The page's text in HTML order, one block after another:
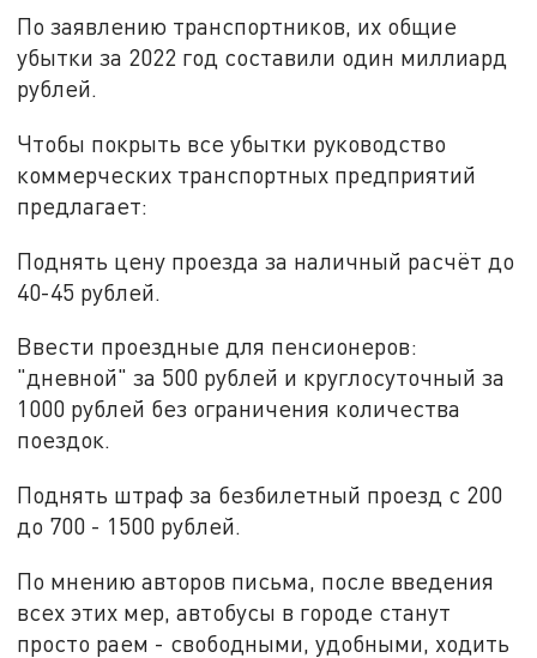
По заявлению транспортников, их общие
убытки за 2022 год составили один миллиард
рублей.
Чтобы покрыть все убытки руководство
коммерческих транспортных предприятий
предлагает:
Поднять цену проезда за наличный расчёт до
40-45 рублей.
Ввести проездные для пенсионеров:
"дневной" за 500 рублей и круглосуточный за
1000 рублей без ограничения количества
поездок.
Поднять штраф за безбилетный проезд с 200
до 700 - 1500 рублей.
По мнению авторов письма, после введения
всех этих мер, автобусы в городе станут
просто раем - свободными, удобными, ходить